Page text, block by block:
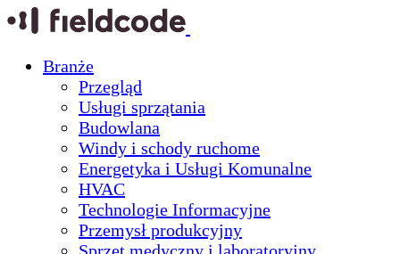
Branże
Przegląd
Usługi sprzątania
Budowlana
Windy i schody ruchome
Energetyka i Usługi Komunalne
HVAC
Technologie Informacyjne
Przemysł produkcyjny